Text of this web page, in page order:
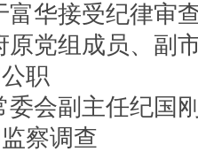
富华接受纪律审
原党组成员、副
职
委会副主任纪国
察调查